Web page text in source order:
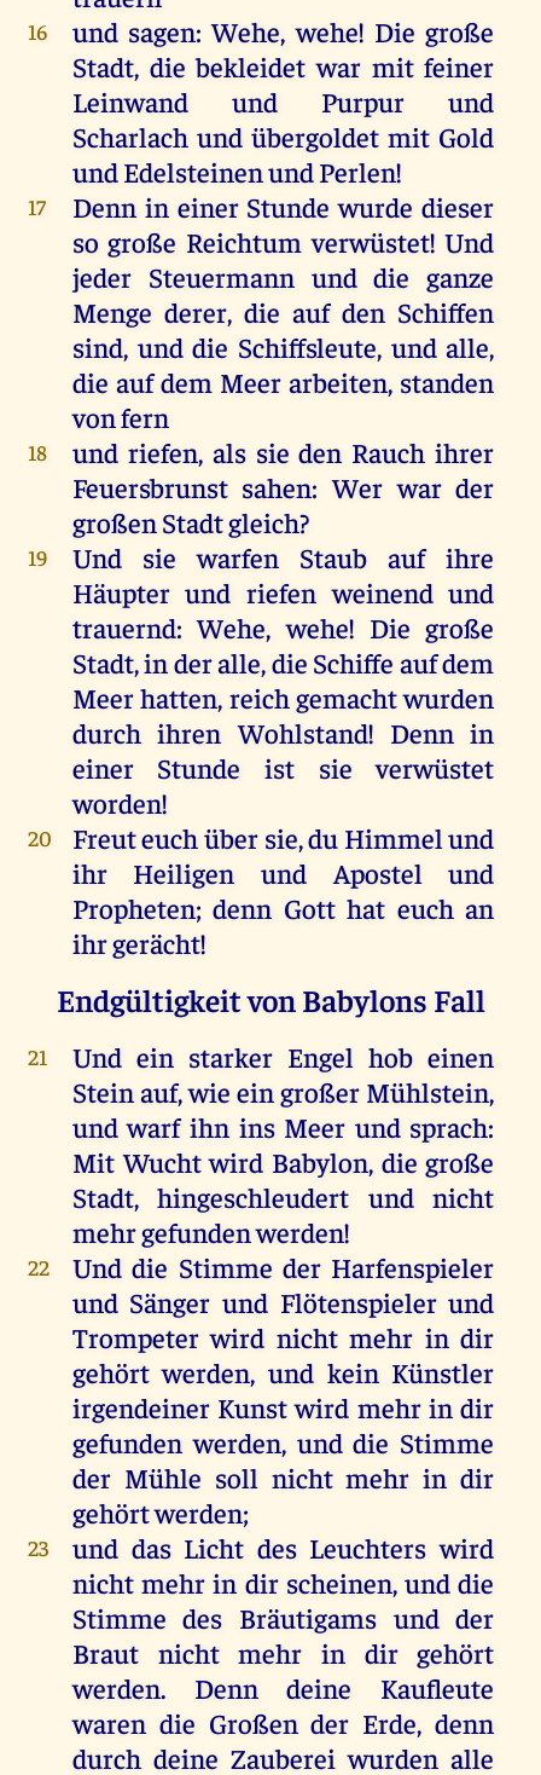
16 und sagen:Wehe,wehe! Die große
Stadt, die bekleidet war mitfeiner
Leinwand
und Purpur
und
Scharlach und übergoldet mit Gold
undEdelsteinenundPerlen!
17 Denn in einer Stunde wurde dieser
so große Reichtum verwüstet!Und
jeder Steuermann und die ganze
Menge derer, die auf den Schiffen
sind, und die Schiffsleute, und alle,
die auf dem Meer arbeiten, standen
vonfern
18 und riefen, als sie den Rauch ihrer
Feuersbrunst sahen:Wer war der
großenStadtgleich?
19 Und sie warfen Staub auf ihre
Häupter und riefen weinendund
trauernd:Wehe,wehe! Die große
Stadt,inderalle,die Schiffe aufdem
Meerhatten, reichgemachtwurden
durch ihren Wohlstand! Denn in
einer
Stunde ist sie
verwüstet
worden!
20 Freuteuchüber sie,du Himmelund
ihr
Heiligen und Apostel
und
Propheten;denn Gott hat euch an
ihrgerächt!
Endgültigkeit von Babylons Fall
21 Und ein starker Engel hob einen
Steinauf,wie eingroßer Mühlstein,
und warf ihn ins Meer und sprach:
MitWuchtwird Babylon, die große
Stadt, hingeschleudert und nicht
mehrgefundenwerden!
22 Und die Stimme derHarfenspieler
und Sänger und Flötenspielerund
Trompeterwird nicht mehr in dir
gehört werden, und keinKünstler
irgendeiner Kunst wird mehr in dir
gefunden werden, und die Stimme
der Mühle soll nicht mehr in dir
gehörtwerden;
23 und das Licht desLeuchterswird
nicht mehr in dir scheinen, und die
Stimme des Bräutigams und der
Braut nicht mehr in dir gehört
werden. Denn deine
Kaufleute
waren die Großen der Erde,denn
durch deine Zauberei wurden alle